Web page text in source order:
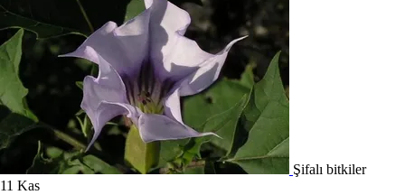
Şifalı bitkiler
11 Kas